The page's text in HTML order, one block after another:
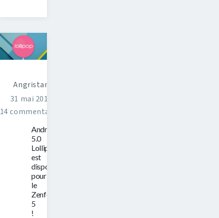
Angristan
31 mai 2015
14 commentaires
Android
5.0
Lollipop
est
disponible
pour
le
Zenfone
5
!